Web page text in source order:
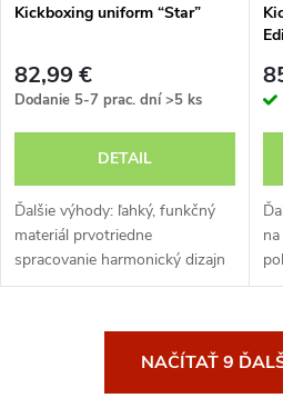
Kickboxing uniform “Star”
82,99 €
Dodanie 5-7 prac. dní >5 ks
DETAIL
Ďalšie výhody: ľahký, funkčný
materiál prvotriedne
spracovanie harmonický dizajn
prídavné sieťové vložky
NAČÍTAŤ 9